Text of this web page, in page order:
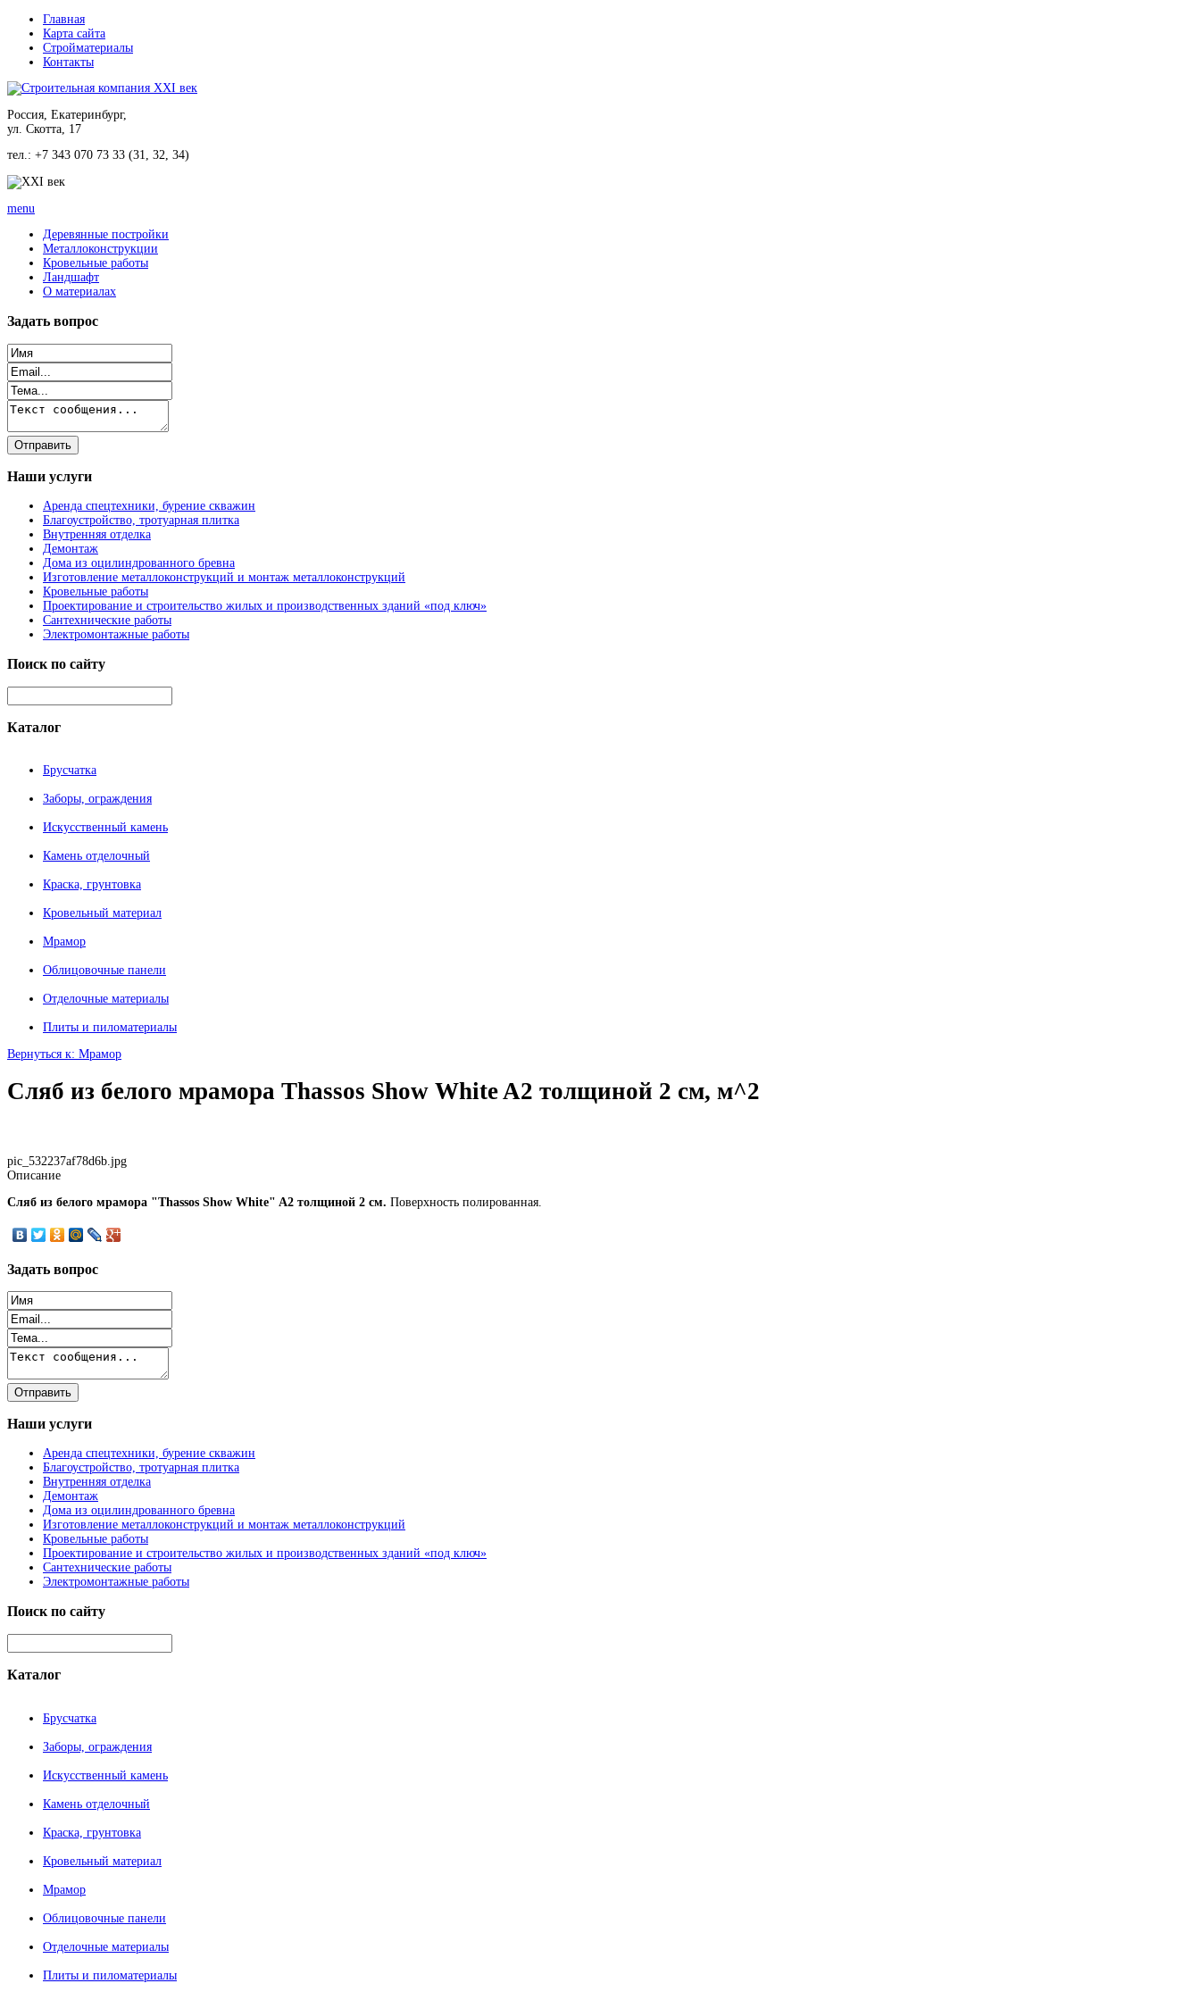
Главная
Карта сайта
Стройматериалы
Контакты
Россия, Екатеринбург,
ул. Скотта, 17
тел.: +7 343 070 73 33 (31, 32, 34)
menu
Деревянные постройки
Металлоконструкции
Кровельные работы
Ландшафт
О материалах
Задать вопрос
Наши услуги
Аренда спецтехники, бурение скважин
Благоустройство, тротуарная плитка
Внутренняя отделка
Демонтаж
Дома из оцилиндрованного бревна
Изготовление металлоконструкций и монтаж металлоконструкций
Кровельные работы
Проектирование и строительство жилых и производственных зданий «под ключ»
Сантехнические работы
Электромонтажные работы
Поиск по сайту
Каталог
Брусчатка
Заборы, ограждения
Искусственный камень
Камень отделочный
Краска, грунтовка
Кровельный материал
Мрамор
Облицовочные панели
Отделочные материалы
Плиты и пиломатериалы
Вернуться к: Мрамор
Сляб из белого мрамора Thassos Show White A2 толщиной 2 см, м^2
pic_532237af78d6b.jpg
Описание
Сляб из белого мрамора "Thassos Show White" A2 толщиной 2 см. Поверхность полированная.
Задать вопрос
Наши услуги
Аренда спецтехники, бурение скважин
Благоустройство, тротуарная плитка
Внутренняя отделка
Демонтаж
Дома из оцилиндрованного бревна
Изготовление металлоконструкций и монтаж металлоконструкций
Кровельные работы
Проектирование и строительство жилых и производственных зданий «под ключ»
Сантехнические работы
Электромонтажные работы
Поиск по сайту
Каталог
Брусчатка
Заборы, ограждения
Искусственный камень
Камень отделочный
Краска, грунтовка
Кровельный материал
Мрамор
Облицовочные панели
Отделочные материалы
Плиты и пиломатериалы